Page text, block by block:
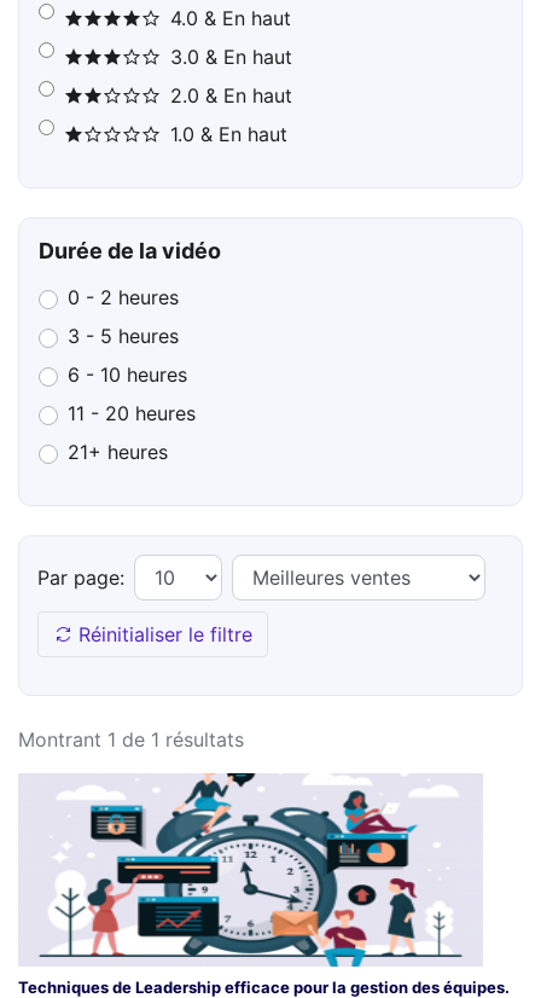
4.0 & En haut
3.0 & En haut
2.0 & En haut
1.0 & En haut
Durée de la vidéo
0 - 2 heures
3 - 5 heures
6 - 10 heures
11 - 20 heures
21+ heures
Par page:
Réinitialiser le filtre
Montrant 1 de 1 résultats
Techniques de Leadership efficace pour la gestion des équipes.